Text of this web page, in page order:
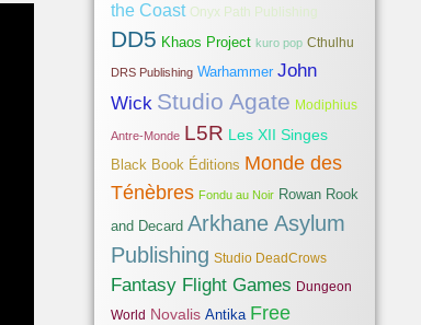
the Coast Onyx Path Publishing
DD5 Khaos Project kuro pop Cthulhu
DRS Publishing Warhammer John
Wick Studio Agate Modiphius
Antre-Monde L5R Les XII Singes
Black Book Éditions Monde des
Ténèbres Fondu au Noir Rowan Rook
and Decard Arkhane Asylum
Publishing Studio DeadCrows
Fantasy Flight Games Dungeon
World Novalis Antika Free